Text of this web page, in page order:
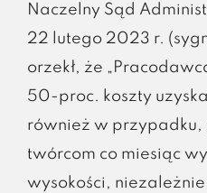
Naczelny Sąd
22 lutego 2023 r.
orzekł, że
50-proc. koszty
również w przypadku,
twórcom co miesiąc
wysokości,